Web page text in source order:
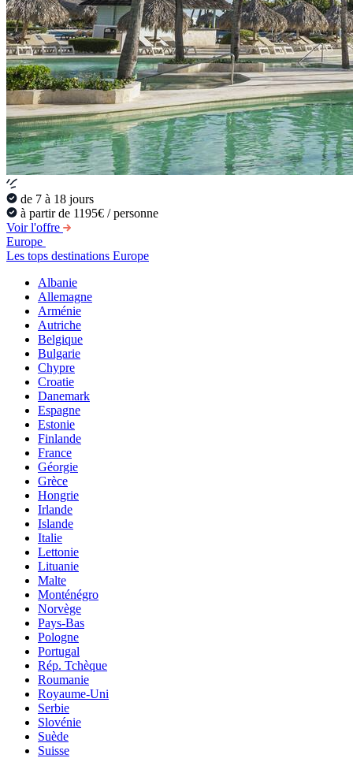
de 7 à 18 jours
à partir de 1195€ / personne
Voir l'offre
Europe
Les tops destinations Europe
Albanie
Allemagne
Arménie
Autriche
Belgique
Bulgarie
Chypre
Croatie
Danemark
Espagne
Estonie
Finlande
France
Géorgie
Grèce
Hongrie
Irlande
Islande
Italie
Lettonie
Lituanie
Malte
Monténégro
Norvège
Pays-Bas
Pologne
Portugal
Rép. Tchèque
Roumanie
Royaume-Uni
Serbie
Slovénie
Suède
Suisse